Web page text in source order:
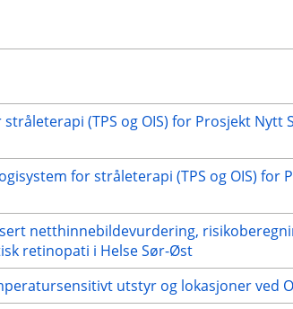
(TPS og OIS) for Prosjekt Nytt
for stråleterapi (TPS og OIS) for
netthinnebildevurdering,
retinopati i Helse Sør-Øst
utstyr og lokasjoner ved